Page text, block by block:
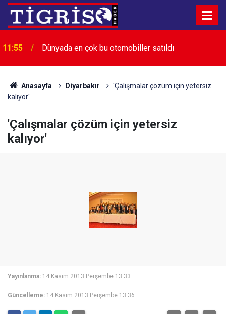
11:55 Dünyada en çok bu otomobiller satıldı
11:38 Brezilya’da helikopter ormanlık alana düştü
Anasayfa Diyarbakır
'Çalışmalar çözüm için yetersiz
kalıyor'
'Çalışmalar çözüm için yetersiz
kalıyor'
Yayınlanma: 14 Kasım 2013 Perşembe 13:33
Güncelleme: 14 Kasım 2013 Perşembe 13:36